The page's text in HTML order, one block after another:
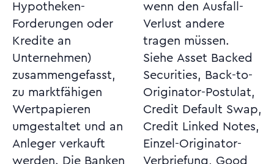
Hypotheken-
Forderungen oder
Kredite an
Unternehmen)
zusammengefasst,
zu marktfähigen
Wertpapieren
umgestaltet und an
Anleger verkauft
werden. Die Banken
wenn den Ausfall-
Verlust andere
tragen müssen.
Siehe Asset Backed
Securities, Back-to-
Originator-Postulat,
Credit Default Swap,
Credit Linked Notes,
Einzel-Originator-
Verbriefung, Good